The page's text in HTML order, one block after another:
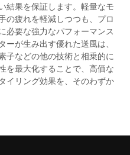
結果を保証します。軽量なモ
の疲れを軽減しつつも、プロ
必要な強力なパフォーマンス
が生み出す優れた送風は、
子などの他の技術と相乗的に
を最大化することで、高価な
イリング効果を、そのわずか